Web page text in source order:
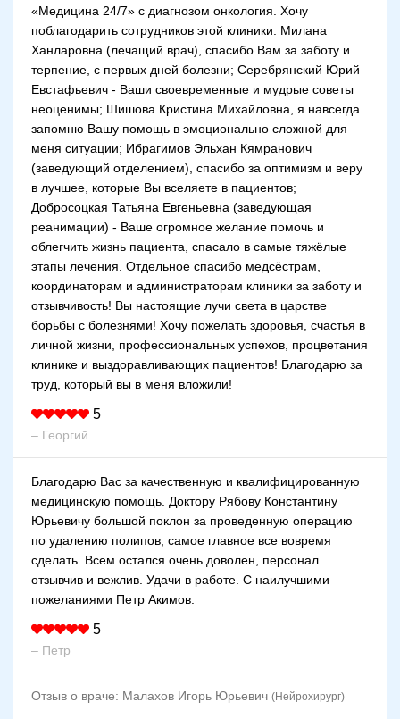
«Медицина 24/7» с диагнозом онкология. Хочу
поблагодарить сотрудников этой клиники: Милана
Ханларовна (лечащий врач), спасибо Вам за заботу и
терпение, с первых дней болезни; Серебрянский Юрий
Евстафьевич - Ваши своевременные и мудрые советы
неоценимы; Шишова Кристина Михайловна, я навсегда
запомню Вашу помощь в эмоционально сложной для
меня ситуации; Ибрагимов Эльхан Кямранович
(заведующий отделением), спасибо за оптимизм и веру
в лучшее, которые Вы вселяете в пациентов;
Добросоцкая Татьяна Евгеньевна (заведующая
реанимации) - Ваше огромное желание помочь и
облегчить жизнь пациента, спасало в самые тяжёлые
этапы лечения. Отдельное спасибо медсёстрам,
координаторам и администраторам клиники за заботу и
отзывчивость! Вы настоящие лучи света в царстве
борьбы с болезнями! Хочу пожелать здоровья, счастья в
личной жизни, профессиональных успехов, процветания
клинике и выздоравливающих пациентов! Благодарю за
труд, который вы в меня вложили!
5
– Георгий
Благодарю Вас за качественную и квалифицированную
медицинскую помощь. Доктору Рябову Константину
Юрьевичу большой поклон за проведенную операцию
по удалению полипов, самое главное все вовремя
сделать. Всем остался очень доволен, персонал
отзывчив и вежлив. Удачи в работе. С наилучшими
пожеланиями Петр Акимов.
5
– Петр
Отзыв о враче: Малахов Игорь Юрьевич (Нейрохирург)